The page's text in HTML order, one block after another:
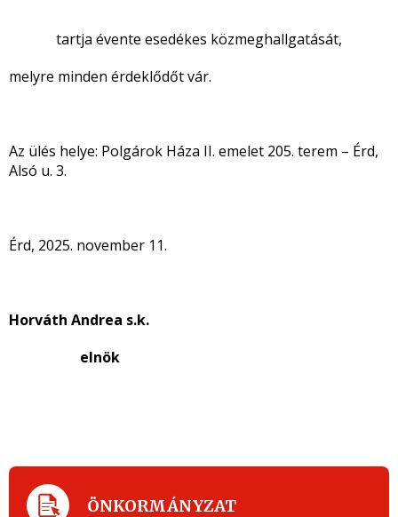
tartja évente esedékes közmeghallgatását,
melyre minden érdeklődőt vár.
Az ülés helye: Polgárok Háza II. emelet 205. terem – Érd,
Alsó u. 3.
Érd, 2025. november 11.
Horváth Andrea s.k.
elnök
ÖNKORMÁNYZAT